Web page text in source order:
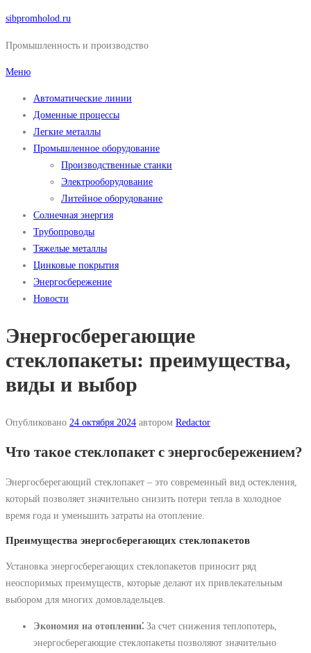
Перейти
содержимому
sibpromholod.ru
Промышленность и производство
Меню
Автоматические линии
Доменные процессы
Легкие металлы
Промышленное оборудование
Производственные станки
Электрооборудование
Литейное оборудование
Солнечная энергия
Трубопроводы
Тяжелые металлы
Цинковые покрытия
Энергосбережение
Новости
Энергосберегающие
стеклопакеты: преимущества,
виды и выбор
Опубликовано 24 октября 2024 автором Redactor
Что такое стеклопакет с энергосбережением?
Энергосберегающий стеклопакет – это современный вид остекления,
который позволяет значительно снизить потери тепла в холодное
время года и уменьшить затраты на отопление.
Преимущества энергосберегающих стеклопакетов
Установка энергосберегающих стеклопакетов приносит ряд
неоспоримых преимуществ, которые делают их привлекательным
выбором для многих домовладельцев.
Экономия на отоплении⁚ За счет снижения теплопотерь,
энергосберегающие стеклопакеты позволяют значительно